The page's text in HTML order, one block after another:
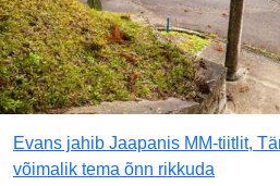
Evans jahib Jaapanis MM-tiitlit,
võimalik tema õnn rikkuda